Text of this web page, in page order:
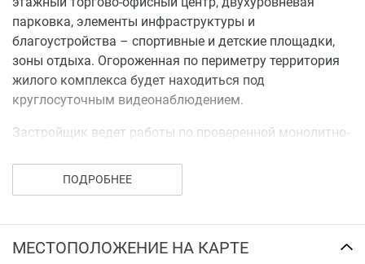
предоставляет рассрочку платежа
на срок до одного года.
парковка, элементы инфраструктуры и
благоустройства – спортивные и детские площадки,
зоны отдыха. Огороженная по периметру территория
жилого комплекса будет находиться под
круглосуточным видеонаблюдением.
Застройщик ведет работы по проверенной монолитно-
транспортную доступность. В шаговой доступности
ПОДРОБНЕЕ
МЕСТОПОЛОЖЕНИЕ НА КАРТЕ